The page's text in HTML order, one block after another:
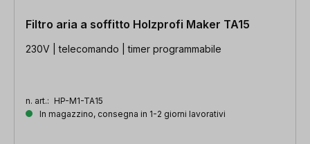
Filtro aria a soffitto Holzprofi Maker TA15
230V | telecomando | timer programmabile
n. art.: HP-M1-TA15
In magazzino, consegna in 1-2 giorni lavorativi